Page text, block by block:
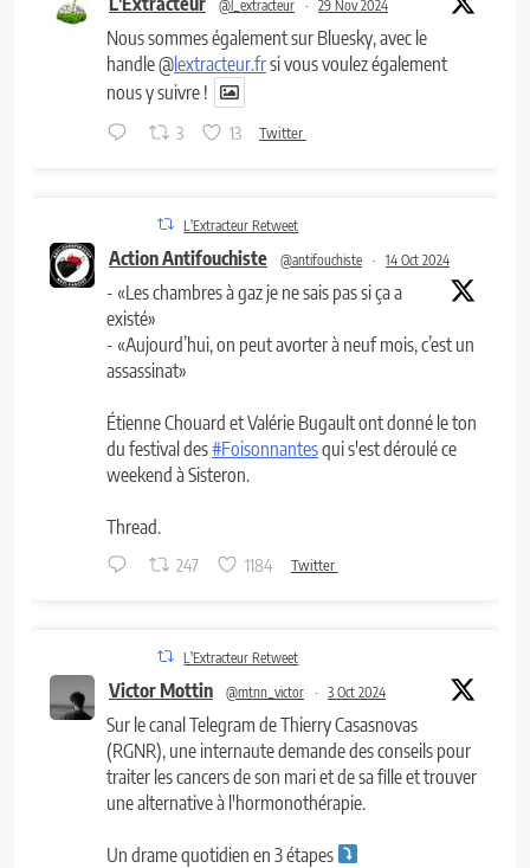
@l_extracteur · 29 Nov 2024
Nous sommes également sur Bluesky, avec le
handle @lextracteur.frsi vous voulez également
nous y suivre !
3 13 Twitter
L'Extracteur Retweet
Action Antifouchiste @antifouchiste · 14 Oct 2024
- «Les chambres à gaz je ne sais pas si ça a
existé»
- «Aujourd’hui, on peut avorter à neuf mois, c’est un
assassinat»
Étienne Chouard et Valérie Bugault ont donné le ton
du festival des#Foisonnantesqui s'est déroulé ce
weekend à Sisteron.
Thread.
247 1184 Twitter
L'Extracteur Retweet
Victor Mottin @mtnn_victor · 3 Oct 2024
Sur le canal Telegram de Thierry Casasnovas
(RGNR), une internaute demande des conseils pour
traiter les cancers de son mari et de sa fille et trouver
une alternative à l'hormonothérapie.
Un drame quotidien en 3 étapes